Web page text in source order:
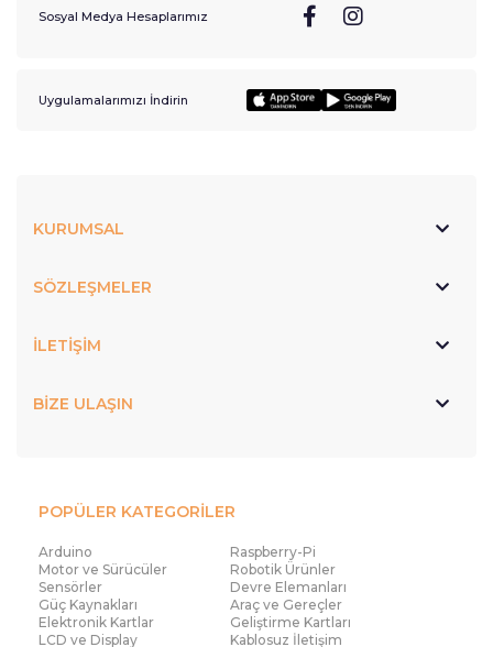
Sosyal Medya Hesaplarımız
Uygulamalarımızı İndirin
KURUMSAL
SÖZLEŞMELER
İLETİŞİM
BİZE ULAŞIN
POPÜLER KATEGORİLER
Arduino
Raspberry-Pi
Motor ve Sürücüler
Robotik Ürünler
Sensörler
Devre Elemanları
Güç Kaynakları
Araç ve Gereçler
Elektronik Kartlar
Geliştirme Kartları
LCD ve Display
Kablosuz İletişim